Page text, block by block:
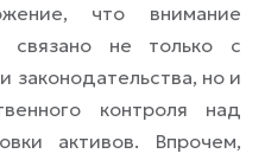
что внимание
связано не только с
но и
контроля над
активов. Впрочем,